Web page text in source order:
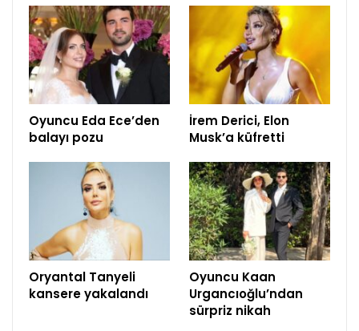
Oyuncu Eda Ece’den
balayı pozu
İrem Derici, Elon
Musk’a küfretti
Oryantal Tanyeli
kansere yakalandı
Oyuncu Kaan
Urgancıoğlu’ndan
sürpriz nikah